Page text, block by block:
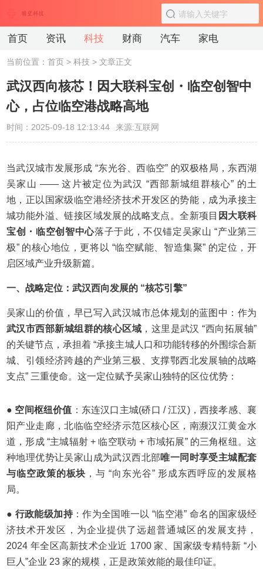
首页 资讯 科技 财商 汽车 家电
当前位置：首页 >科技 > 文章正文
武汉西向核芯！因大联科宝创・临空创智中
心，占位临空港战略高地
时间：2025-09-18 12:13:44 来源:互联网
当武汉城市发展形成 “东光谷、西临空” 的双极格局，东西湖
吴家山 —— 这片被定位为武汉 “西部新城组群核心” 的土
地，正以国家级临空港经济技术开发区的势能，成为承接主
城功能外溢、链接区域发展的战略支点。全新项目 因大联科
宝创 ・ 临空创智中心落子于此，不仅锚定吴家山 “产业第三
极” 的核心地位，更将以 “临空赋能、智造集聚” 的定位，开
启区域产业升级新篇。
一、战略定位：武汉西向发展的 “核芯引擎”
吴家山的价值，早已写入武汉城市总体规划的蓝图中：作为
武汉市西部新城组群的核心区域 ，这里是武汉 “西向拓展轴”
的关键节点，承担着 “承接主城人口和功能转移的外围综合新
城、引领经济跨越的产业第三极、支撑鄂西北发展轴的战略
支点” 三重使命。这一定位赋予吴家山独特的区位优势：
● 空间枢纽价值 ：东连汉口主城(硚口 / 江汉)，西接孝感、襄
阳产业走廊，北临临空经济示范区核心区，南濒汉江黄金水
道，形成 “主城辐射 + 临空联动 + 市域拓展” 的三角枢纽。这
种地理优势让吴家山成为武汉西北部唯一同时享受主城配套
与临空政策的板块 ，与 “向东光谷” 形成东西呼应的发展格
局。
● 行政能级加持：作为全国唯一以 “临空港” 命名的国家级经
济技术开发区，为企业提供了远超普通城区的发展支持，
2024 年全区高新技术企业近 1700 家、国家级专精特新 “小
巨人”企业 23 家的规模，正是政策效能的最佳印证。